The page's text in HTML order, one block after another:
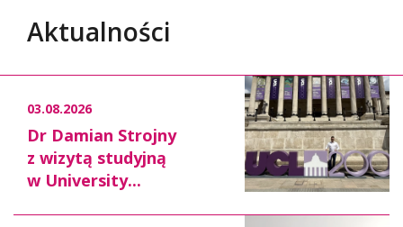
Aktualności
03.08.2026
Dr Damian Strojny
z wizytą studyjną
w University...